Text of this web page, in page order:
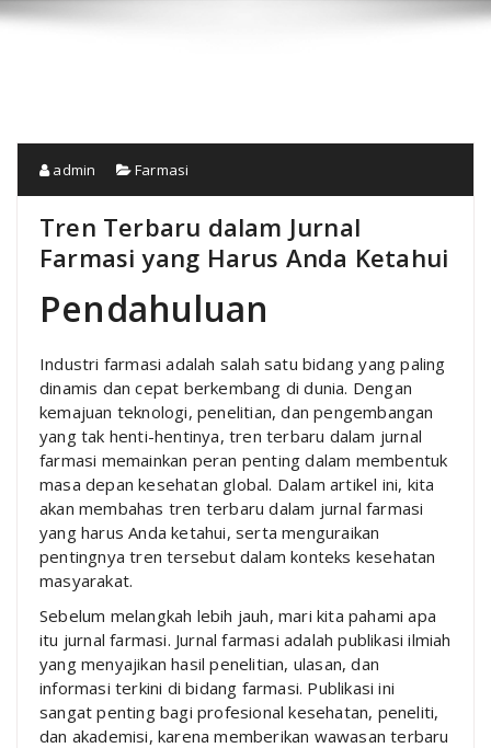
admin Farmasi
Tren Terbaru dalam Jurnal
Farmasi yang Harus Anda Ketahui
Pendahuluan
Industri farmasi adalah salah satu bidang yang paling
dinamis dan cepat berkembang di dunia. Dengan
kemajuan teknologi, penelitian, dan pengembangan
yang tak henti-hentinya, tren terbaru dalam jurnal
farmasi memainkan peran penting dalam membentuk
masa depan kesehatan global. Dalam artikel ini, kita
akan membahas tren terbaru dalam jurnal farmasi
yang harus Anda ketahui, serta menguraikan
pentingnya tren tersebut dalam konteks kesehatan
masyarakat.
Sebelum melangkah lebih jauh, mari kita pahami apa
itu jurnal farmasi. Jurnal farmasi adalah publikasi ilmiah
yang menyajikan hasil penelitian, ulasan, dan
informasi terkini di bidang farmasi. Publikasi ini
sangat penting bagi profesional kesehatan, peneliti,
dan akademisi, karena memberikan wawasan terbaru